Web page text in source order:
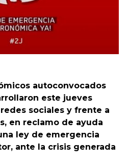
autoconvocados
este jueves
sociales y frente a
en reclamo de ayuda
ley de emergencia
ante la crisis generada